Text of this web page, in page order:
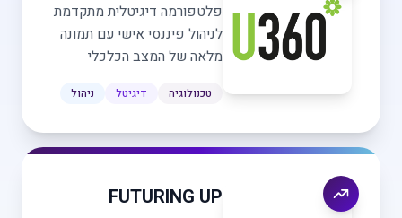
פלטפורמה דיגיטלית מתקדמת
לניהול פיננסי אישי עם תמונה
מלאה של המצב הכלכלי
טכנולוגיה דיגיטל ניהול
FUTURING UP